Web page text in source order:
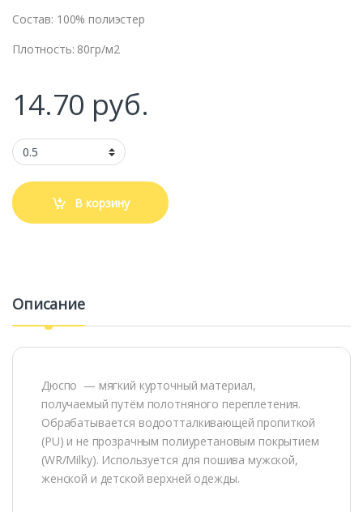
Состав: 100% полиэстер
Плотность: 80гр/м2
14.70 руб.
В корзину
Описание
Дюспо — мягкий курточный материал,
получаемый путём полотняного переплетения.
Обрабатывается водоотталкивающей пропиткой
(PU) и не прозрачным полиуретановым покрытием
(WR/Milky). Используется для пошива мужской,
женской и детской верхней одежды.